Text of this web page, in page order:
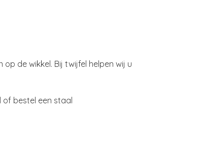
de wikkel. Bij twijfel helpen wij u
of bestel een staal